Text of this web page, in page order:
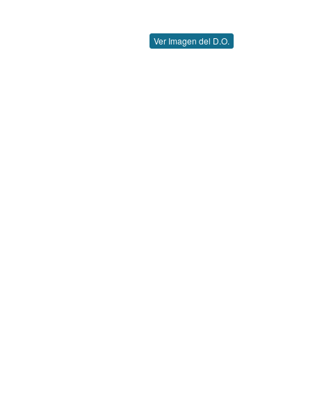
Ver Imagen del D.O.